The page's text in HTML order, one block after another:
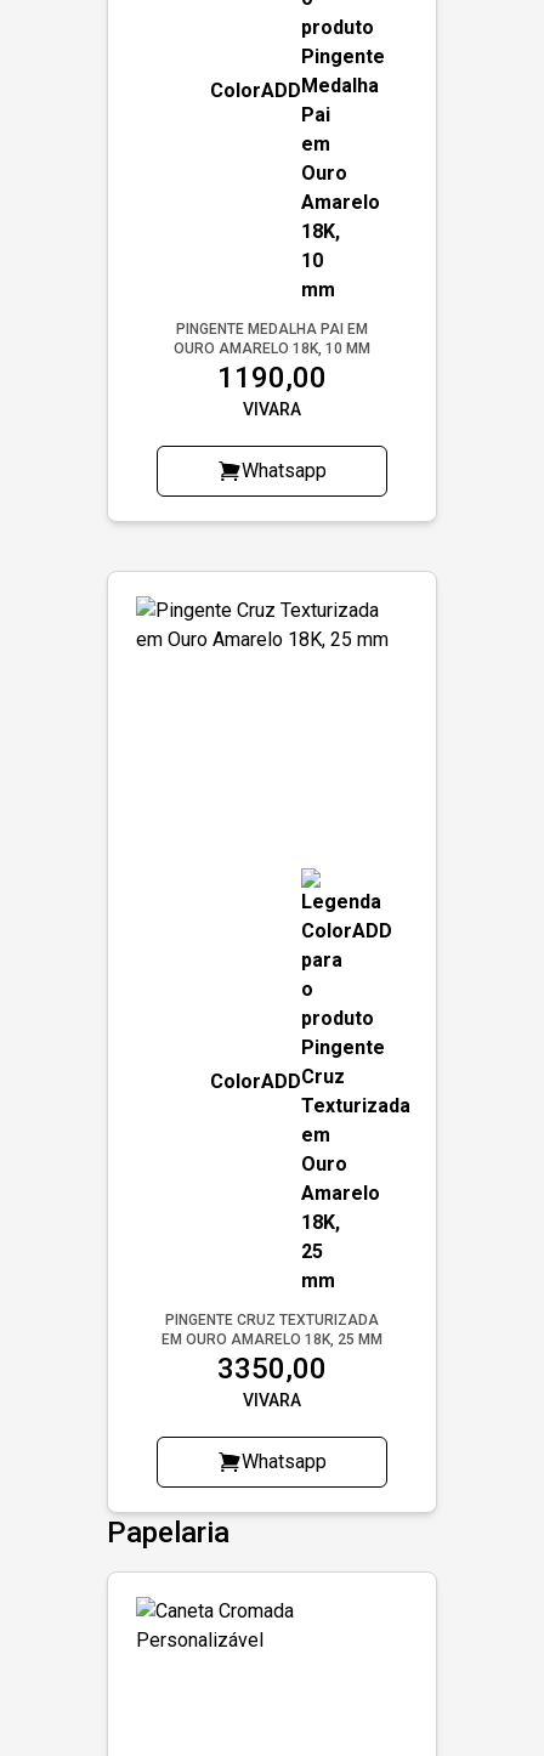
ColorADD
PINGENTE MEDALHA PAI EM
OURO AMARELO 18K, 10 MM
1190,00
VIVARA
Whatsapp
ColorADD
PINGENTE CRUZ TEXTURIZADA
EM OURO AMARELO 18K, 25 MM
3350,00
VIVARA
Whatsapp
Papelaria